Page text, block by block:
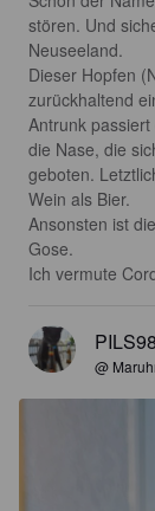
stören. Und
Neuseeland.
Dieser Hopfen
zurückhaltend
Antrunk
die Nase, die
geboten.
Wein als Bier.
Ansonsten ist
Gose.
Ich vermute
PILS98
@